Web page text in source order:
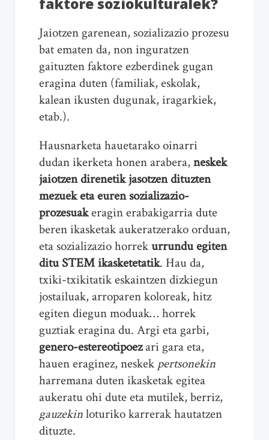
Jaiotzen garenean, sozializazio prozesu
bat ematen da, non inguratzen
gaituzten faktore ezberdinek gugan
eragina duten (familiak, eskolak,
kalean ikusten dugunak, iragarkiek,
etab.).
Hausnarketa hauetarako oinarri
dudan ikerketa honen arabera, neskek
jaiotzen direnetik jasotzen dituzten
mezuek eta euren sozializazio-
prozesuakeragin erabakigarria dute
beren ikasketak aukeratzerako orduan,
eta sozializazio horrekurrundu egiten
ditu STEM ikasketetatik. Hau da,
txiki-txikitatik eskaintzen dizkiegun
jostailuak, arroparen koloreak, hitz
egiten diegun moduak… horrek
guztiak eragina du. Argi eta garbi,
genero-estereotipoezari gara eta,
hauen eraginez, neskekpertsonekin
harremana duten ikasketak egitea
aukeratu ohi dute eta mutilek, berriz,
gauzekinloturiko karrerak hautatzen
dituzte.